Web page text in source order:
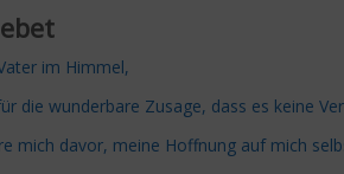
im Himmel,
die wunderbare Zusage, dass es keine
mich davor, meine Hoffnung auf mich